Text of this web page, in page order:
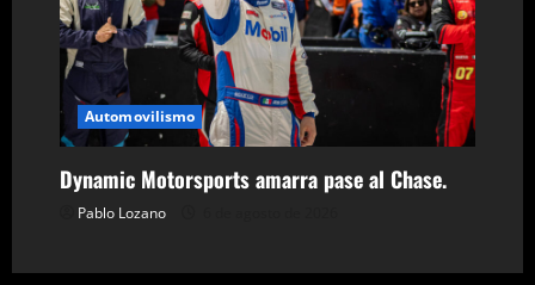
Automovilismo
Dynamic Motorsports amarra pase al Chase.
Pablo Lozano